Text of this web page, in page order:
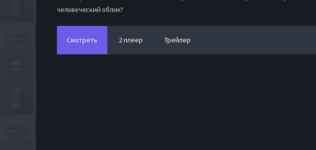
человеческий облик?
Смотреть 2 плеер Трейлер